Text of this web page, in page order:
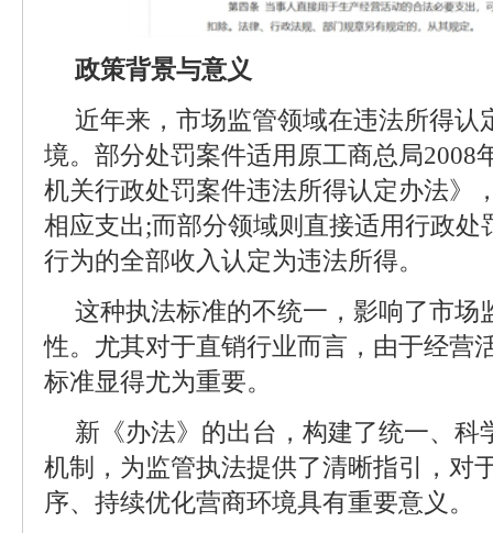
政策背景与意义
近年来，市场监管领域在违法所得认
境。部分处罚案件适用原工商总局2008
机关行政处罚案件违法所得认定办法》
相应支出;而部分领域则直接适用行政处
行为的全部收入认定为违法所得。
这种执法标准的不统一，影响了市场
性。尤其对于直销行业而言，由于经营
标准显得尤为重要。
新《办法》的出台，构建了统一、科
机制，为监管执法提供了清晰指引，对
序、持续优化营商环境具有重要意义。